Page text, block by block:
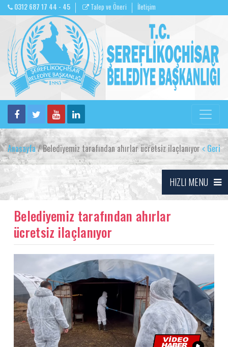
0312 687 17 44 - 45 Talep ve Öneri İletişim
Anasayfa/ Belediyemiz tarafından ahırlar ücretsiz ilaçlanıyor Geri
HIZLI MENU
Belediyemiz tarafından ahırlar
ücretsiz ilaçlanıyor